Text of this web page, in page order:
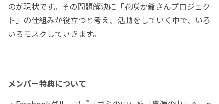
のが現状です。その問題解決に「花咲か爺さんプロジェク
ト」の仕組みが役立つと考え、活動をしていく中で、いろ
いろモスクしていきます。
メンバー特典について